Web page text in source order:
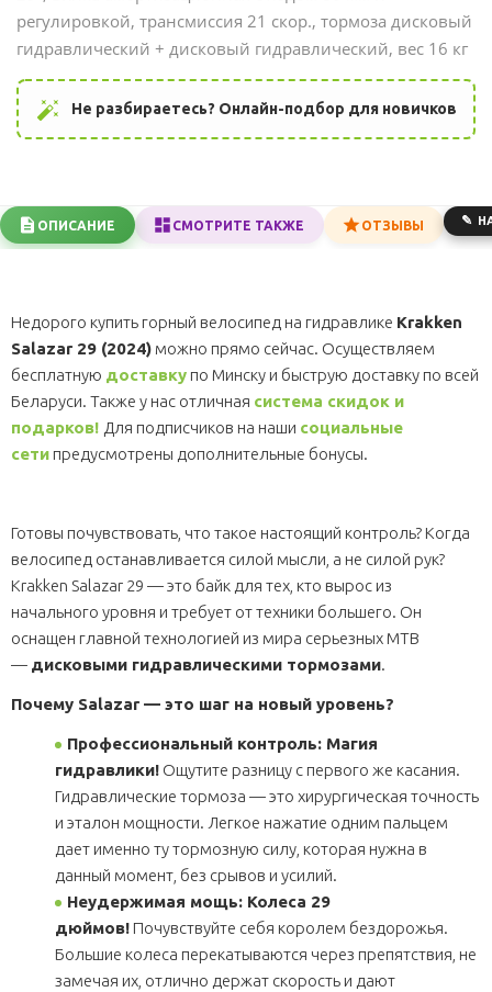
регулировкой, трансмиссия 21 скор., тормоза дисковый
гидравлический + дисковый гидравлический, вес 16 кг
auto_fix_high Не разбираетесь? Онлайн-подбор для новичков
ОПИСАНИЕ СМОТРИТЕ ТАКЖЕ ОТЗЫВЫ
Недорого купить горный велосипед на гидравлике Krakken
Salazar 29 (2024) можно прямо сейчас. Осуществляем
бесплатную доставку по Минску и быструю доставку по всей
Беларуси. Также у нас отличная система скидок и
подарков! Для подписчиков на наши социальные
сети предусмотрены дополнительные бонусы.
Готовы почувствовать, что такое настоящий контроль? Когда
велосипед останавливается силой мысли, а не силой рук?
Krakken Salazar 29 — это байк для тех, кто вырос из
начального уровня и требует от техники большего. Он
оснащен главной технологией из мира серьезных MTB
— дисковыми гидравлическими тормозами.
Почему Salazar — это шаг на новый уровень?
Профессиональный контроль: Магия
гидравлики! Ощутите разницу с первого же касания.
Гидравлические тормоза — это хирургическая точность
и эталон мощности. Легкое нажатие одним пальцем
дает именно ту тормозную силу, которая нужна в
данный момент, без срывов и усилий.
Неудержимая мощь: Колеса 29
дюймов! Почувствуйте себя королем бездорожья.
Большие колеса перекатываются через препятствия, не
замечая их, отлично держат скорость и дают